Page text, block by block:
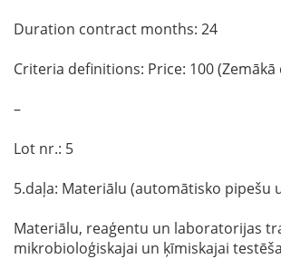
Duration contract months: 24
Criteria definitions: Price: 100 (Zemākā
–
Lot nr.: 5
5.daļa: Materiālu (automātisko pipešu
Materiālu, reaģentu un laboratorijas
mikrobioloģiskajai un ķīmiskajai